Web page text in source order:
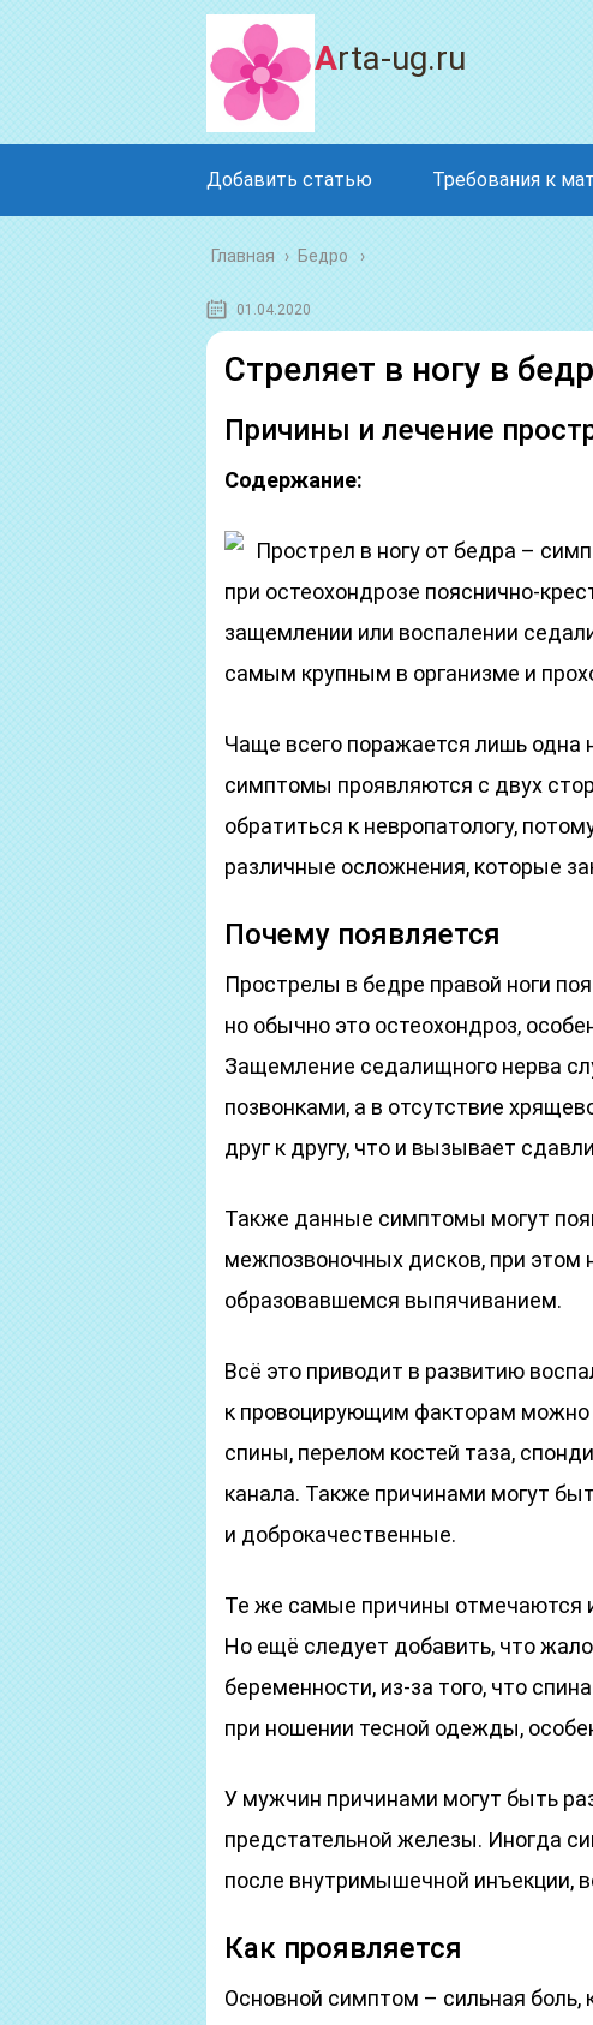
Arta-ug.ru
Добавить статью Требования к
Главная › Бедро
01.04.2020
Стреляет в ногу в
Причины и лечение
Содержание:
Прострел в ногу от бедра –
при остеохондрозе пояснично-
защемлении или воспалении
самым крупным в организме и
Чаще всего поражается лишь одна
симптомы проявляются с двух
обратиться к невропатологу,
различные осложнения, которые
Почему появляется
Прострелы в бедре правой ноги
но обычно это остеохондроз,
Защемление седалищного нерва
позвонками, а в отсутствие
друг к другу, что и вызывает
Также данные симптомы могут
межпозвоночных дисков, при этом
образовавшемся выпячиванием.
Всё это приводит в развитию
к провоцирующим факторам
спины, перелом костей таза,
канала. Также причинами могут
и доброкачественные.
Те же самые причины отмечаются
Но ещё следует добавить, что
беременности, из-за того, что
при ношении тесной одежды,
У мужчин причинами могут быть
предстательной железы. Иногда
после внутримышечной инъекции,
Как проявляется
Основной симптом – сильная боль,